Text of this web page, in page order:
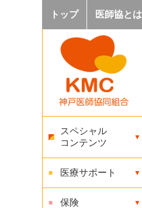
トップ 医師協とは
スペシャル
コンテンツ
医療サポート
保険